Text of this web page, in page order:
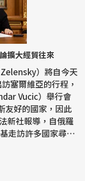
擴大經貿往來
）將自今天
塞爾維亞的行程，
Vucic）舉行會
友好的國家，因此
走訪許多國家尋求